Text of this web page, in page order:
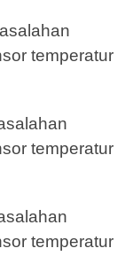
temperatur
temperatur
temperatur